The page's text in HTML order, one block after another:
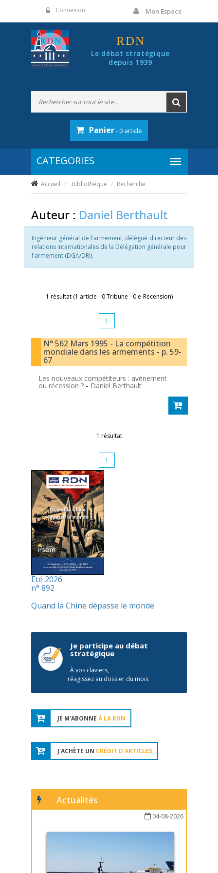
Connexion Mon Espace
RDN
Le débat stratégique
depuis 1939
Panier- 0 article
Accueil Bibliothèque Recherche
Auteur : Daniel Berthault
Ingénieur général de l'armement, délégué directeur des
relations internationales de la Délégation générale pour
l'armement (DGA/DRI).
1 résultat (1 article - 0 Tribune - 0 e-Recension)
1
N° 562 Mars 1995 - La compétition
mondiale dans les armements - p. 59-
67
Les nouveaux compétiteurs : avènement
ou récession ? - Daniel Berthault
1 résultat
1
Été 2026
n° 892
Quand la Chine dépasse le monde
Je participe au débat
stratégique
À vos claviers,
réagissez au dossier du mois
JE M'ABONNE À LA RDN
J'ACHÈTE UN CRÉDIT D'ARTICLES
Actualités
04-08-2026